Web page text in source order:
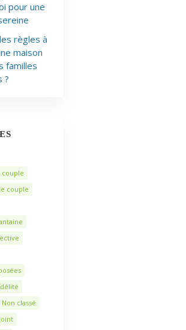
pour une
règles à
maison
familles
?
couple
couple
Non classé